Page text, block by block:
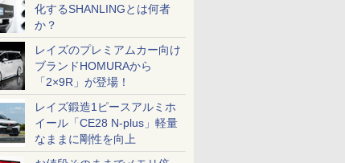
化するSHANLINGとは何者
か？
レイズのプレミアムカー向け
ブランドHOMURAから
「2×9R」が登場！
レイズ鍛造1ピースアルミホ
イール「CE28 N-plus」軽量
なままに剛性を向上